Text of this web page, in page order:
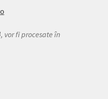
vor fi procesate în